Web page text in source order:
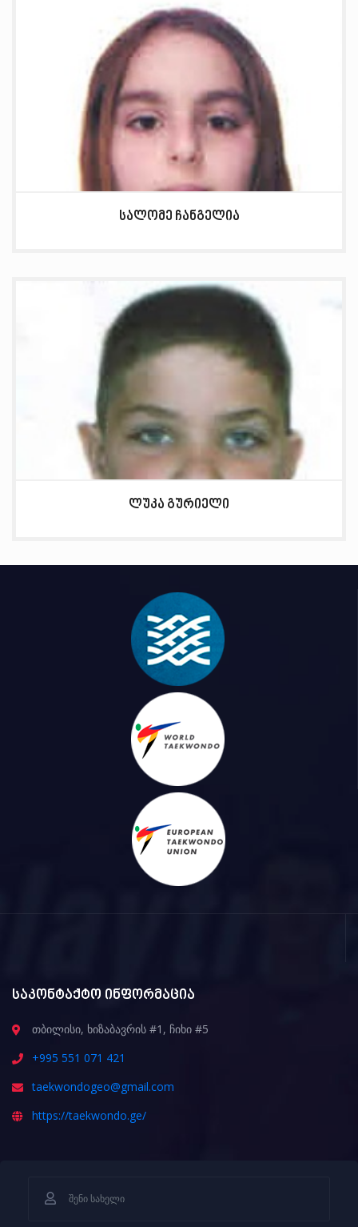
სალომე ჩანგელია
ლუკა გურიელი
საკონტაქტო ინფორმაცია
თბილისი, ხიზაბავრის #1, ჩიხი #5
+995 551 071 421
taekwondogeo@gmail.com
https://taekwondo.ge/